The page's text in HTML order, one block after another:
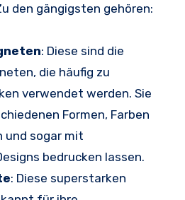
den gängigsten gehören:
: Diese sind die
die häufig zu
verwendet werden. Sie
Formen, Farben
und sogar mit
bedrucken lassen.
: Diese superstarken